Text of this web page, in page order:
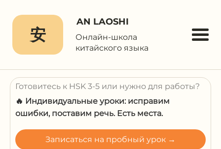
安
AN LAOSHI
Онлайн-школа
китайского языка
Готовитесь к HSK 3-5 или нужно для работы?
🔥 Индивидуальные уроки: исправим
ошибки, поставим речь. Есть места.
Записаться на пробный урок →